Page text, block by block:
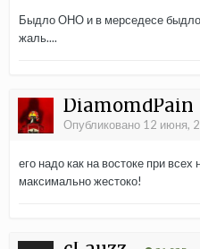
Быдло ОНО и в мерседесе
жаль....
DiamomdPain
Опубликовано 12 июня,
его надо как на востоке при всех
максимально жестоко!